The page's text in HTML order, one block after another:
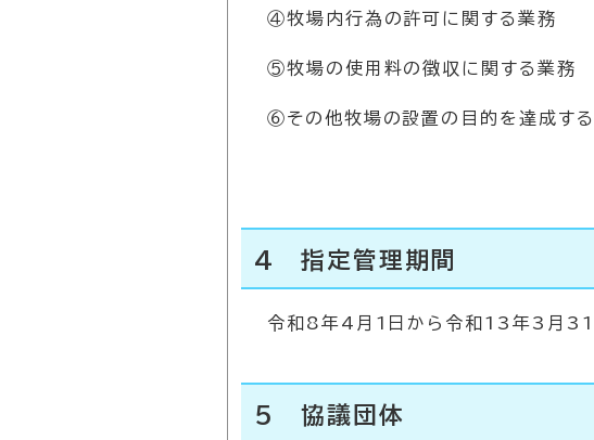
④牧場内行為の許可に関する業務
⑤牧場の使用料の徴収に関する業務
⑥その他牧場の設置の目的を達成す
4 指定管理期間
令和8年4月1日から令和13年3月31
5 協議団体